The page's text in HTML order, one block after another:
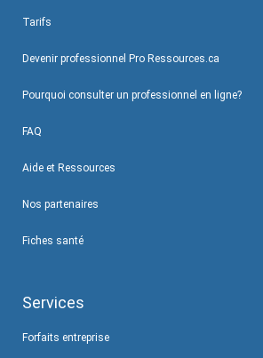
Tarifs
Devenir professionnel Pro Ressources.ca
Pourquoi consulter un professionnel en ligne?
FAQ
Aide et Ressources
Nos partenaires
Fiches santé
Services
Forfaits entreprise